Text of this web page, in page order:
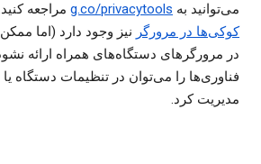
می‌توانید به g.co/privacytools مراجعه
کوکی‌ها در مرورگر نیز وجود دارد (اما
در مرورگرهای دستگاه‌های همراه ارائه
فناوری‌ها را می‌توان در تنظیمات دستگاه یا
مدیریت کرد.